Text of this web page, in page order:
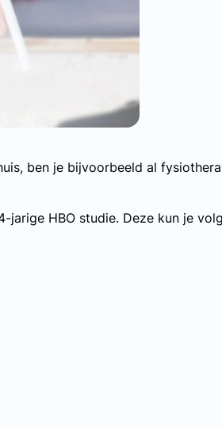
ben je bijvoorbeeld al
HBO studie. Deze kun je